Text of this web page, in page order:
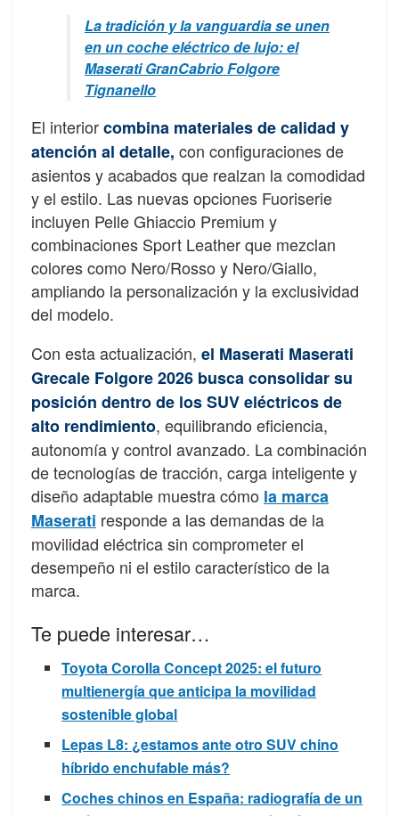
La tradición y la vanguardia se unen
en un coche eléctrico de lujo: el
Maserati GranCabrio Folgore
Tignanello
El interiorcombina materiales de calidad y
atención al detalle, con configuraciones de
asientos y acabados que realzan la comodidad
y el estilo. Las nuevas opciones Fuoriserie
incluyen Pelle Ghiaccio Premium y
combinaciones Sport Leather que mezclan
colores como Nero/Rosso y Nero/Giallo,
ampliando la personalización y la exclusividad
del modelo.
Con esta actualización, el Maserati Maserati
Grecale Folgore 2026 busca consolidar su
posición dentro de los SUV eléctricos de
alto rendimiento, equilibrando eficiencia,
autonomía y control avanzado. La combinación
de tecnologías de tracción, carga inteligente y
diseño adaptable muestra cómo la marca
Maserati responde a las demandas de la
movilidad eléctrica sin comprometer el
desempeño ni el estilo característico de la
marca.
Te puede interesar…
Toyota Corolla Concept 2025: el futuro
multienergía que anticipa la movilidad
sostenible global
Lepas L8: ¿estamos ante otro SUV chino
híbrido enchufable más?
Coches chinos en España: radiografía de un